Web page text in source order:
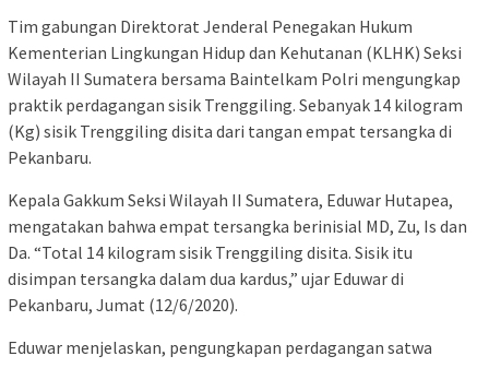
Tim gabungan Direktorat Jenderal Penegakan Hukum
Kementerian Lingkungan Hidup dan Kehutanan (KLHK) Seksi
Wilayah II Sumatera bersama Baintelkam Polri mengungkap
praktik perdagangan sisik Trenggiling. Sebanyak 14 kilogram
(Kg) sisik Trenggiling disita dari tangan empat tersangka di
Pekanbaru.
Kepala Gakkum Seksi Wilayah II Sumatera, Eduwar Hutapea,
mengatakan bahwa empat tersangka berinisial MD, Zu, Is dan
Da. “Total 14 kilogram sisik Trenggiling disita. Sisik itu
disimpan tersangka dalam dua kardus,” ujar Eduwar di
Pekanbaru, Jumat (12/6/2020).
Eduwar menjelaskan, pengungkapan perdagangan satwa